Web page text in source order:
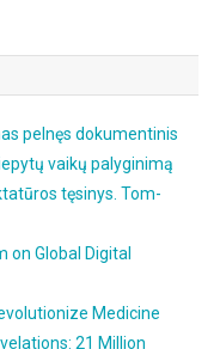
pelnęs dokumentinis
vaikų palyginimą
tęsinys. Tom-
on Global Digital
Medicine
21 Million